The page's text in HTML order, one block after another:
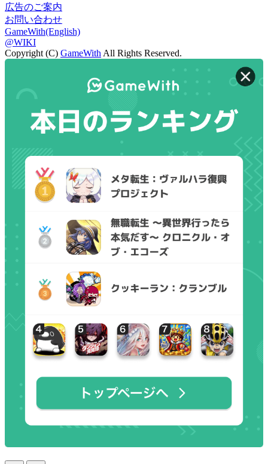
広告のご案内
お問い合わせ
GameWith(English)
@WIKI
Copyright (C) GameWith All Rights Reserved.